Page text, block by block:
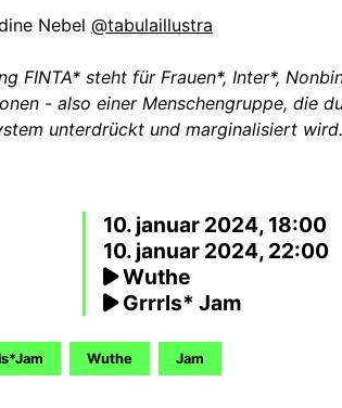
Nebel @tabulaillustra
FINTA* steht für Frauen*, Inter*,
- also einer Menschengruppe, die
unterdrückt und marginalisiert wird.
10. januar 2024, 18:00
10. januar 2024, 22:00
Wuthe
Grrrls* Jam
Wuthe Jam